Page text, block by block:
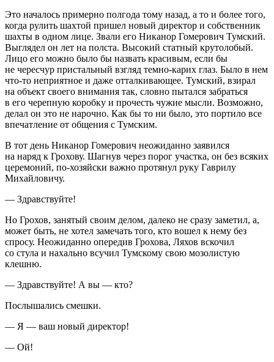
Это началось примерно полгода тому назад, а то и более того,
когда рулить шахтой пришел новый директор и собственник
шахты в одном лице. Звали его Никанор Гомерович Тумский.
Выглядел он лет на полста. Высокий статный крутолобый.
Лицо его можно было бы назвать красивым, если бы
не чересчур пристальный взгляд темно-карих глаз. Было в нем
что-то неприятное и даже отталкивающее. Тумский, взирал
на объект своего внимания так, словно пытался забраться
в его черепную коробку и прочесть чужие мысли. Возможно,
делал он это не нарочно. Как бы то ни было, это портило все
впечатление от общения с Тумским.
В тот день Никанор Гомерович неожиданно заявился
на наряд к Грохову. Шагнув через порог участка, он без всяких
церемоний, по-хозяйски важно протянул руку Гаврилу
Михайловичу.
— Здравствуйте!
Но Грохов, занятый своим делом, далеко не сразу заметил, а,
может быть, не хотел замечать того, кто вошел к нему без
спросу. Неожиданно опередив Грохова, Ляхов вскочил
со стула и нахально всучил Тумскому свою мозолистую
клешню.
— Здравствуйте! А вы — кто?
Послышались смешки.
— Я — ваш новый директор!
— Ой!